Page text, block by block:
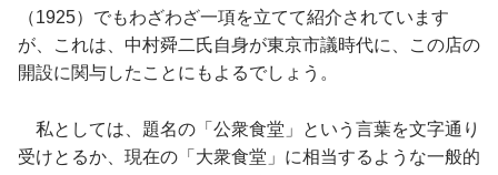
（1925）でもわざわざ一項を立てて紹介されています
が、これは、中村舜二氏自身が東京市議時代に、この店の
開設に関与したことにもよるでしょう。
私としては、題名の「公衆食堂」という言葉を文字通り
受けとるか、現在の「大衆食堂」に相当するような一般的